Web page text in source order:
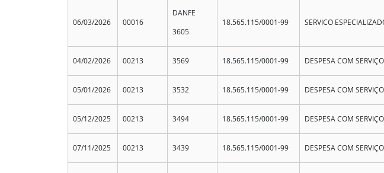
06/03/2026 00016
DANFE
3605
18.565.115/0001-99 SERVICO
04/02/2026 00213 3569 18.565.115/0001-99 DESPESA COM
05/01/2026 00213 3532 18.565.115/0001-99 DESPESA COM
05/12/2025 00213 3494 18.565.115/0001-99 DESPESA COM
07/11/2025 00213 3439 18.565.115/0001-99 DESPESA COM